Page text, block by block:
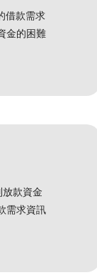
借款需求
金的困難
款資金
需求資訊